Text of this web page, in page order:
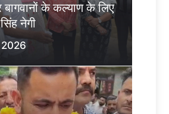
बागवानों के कल्याण के लिए
नेगी